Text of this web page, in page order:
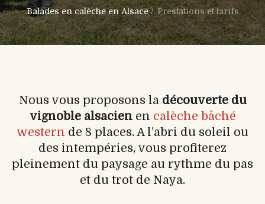
Balades en calèche en Alsace / Prestations et tarifs
Nous vous proposons la découverte du
vignoble alsacienen calèche bâché
western de 8 places. A l’abri du soleil ou
des intempéries, vous profiterez
pleinement du paysage au rythme du pas
et du trot de Naya.